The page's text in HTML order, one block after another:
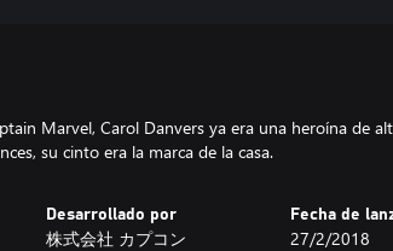
Marvel, Carol Danvers ya era una heroína de
su cinto era la marca de la casa.
Desarrollado por
株式会社 カプコン
Fecha de
27/2/2018